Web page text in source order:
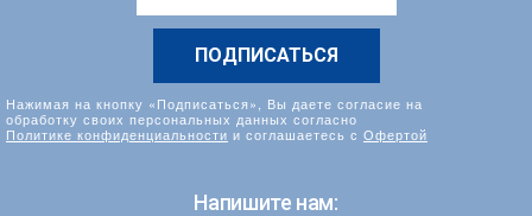
Нажимая на кнопку «Подписаться», Вы даете согласие на
обработку своих персональных данных согласно
Политике конфиденциальности и соглашаетесь с Офертой
Напишите нам: